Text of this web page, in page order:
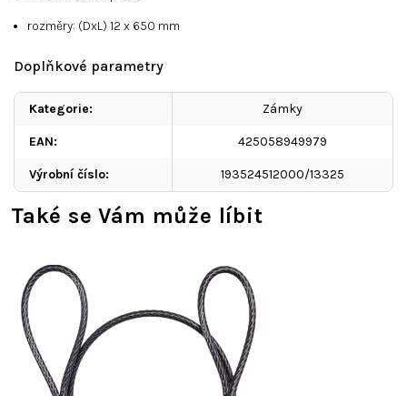
rozměry: (DxL) 12 x 650 mm
Doplňkové parametry
Kategorie: Zámky
EAN: 425058949979
Výrobní číslo: 193524512000/13325
Také se Vám může líbit